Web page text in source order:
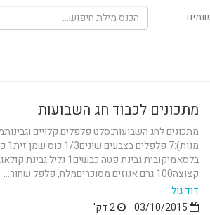
מתכונים לכבוד חג השבועות
בלסאמיקובית גבינת פטה כבשים1 גליל
קצוצה100 גרם אגוזים מסוכריםמלח, פלפל שחור...
דוד גול